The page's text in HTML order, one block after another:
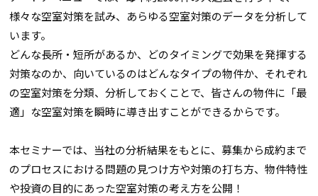
様々な空室対策を試み、あらゆる空室対策のデータを分析して
います。
どんな長所・短所があるか、どのタイミングで効果を発揮する
対策なのか、向いているのはどんなタイプの物件か――、それぞれ
の空室対策を分類、分析しておくことで、皆さんの物件に「最
適」な空室対策を瞬時に導き出すことができるからです。
本セミナーでは、当社の分析結果をもとに、募集から成約まで
のプロセスにおける問題の見つけ方や対策の打ち方、物件特性
や投資の目的にあった空室対策の考え方を公開！